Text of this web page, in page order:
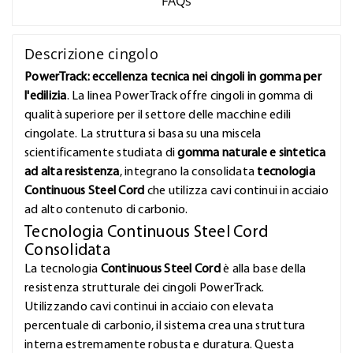
Descrizione cingolo
PowerTrack: eccellenza tecnica nei cingoli in gomma per
l'edilizia. La linea PowerTrack offre cingoli in gomma di
qualità superiore per il settore delle macchine edili
cingolate. La struttura si basa su una miscela
scientificamente studiata digomma naturale e sintetica
ad alta resistenza, integrano la consolidata tecnologia
Continuous Steel Cord che utilizza cavi continui in acciaio
ad alto contenuto di carbonio.
Tecnologia Continuous Steel Cord
Consolidata
La tecnologia Continuous Steel Cord è alla base della
resistenza strutturale dei cingoli PowerTrack.
Utilizzando cavi continui in acciaio con elevata
percentuale di carbonio, il sistema crea una struttura
interna estremamente robusta e duratura. Questa